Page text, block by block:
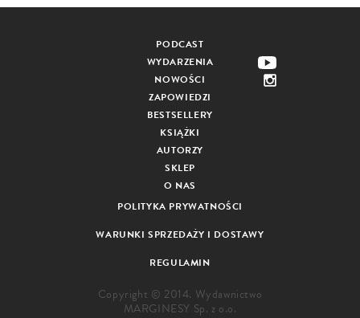
PODCAST
WYDARZENIA
NOWOŚCI
ZAPOWIEDZI
BESTSELLERY
KSIĄŻKI
AUTORZY
SKLEP
O NAS
POLITYKA PRYWATNOŚCI
WARUNKI SPRZEDAŻY I DOSTAWY
REGULAMIN
Copyright © 2014. Wydawnictwo
MARGINESY Sp. z o.o.